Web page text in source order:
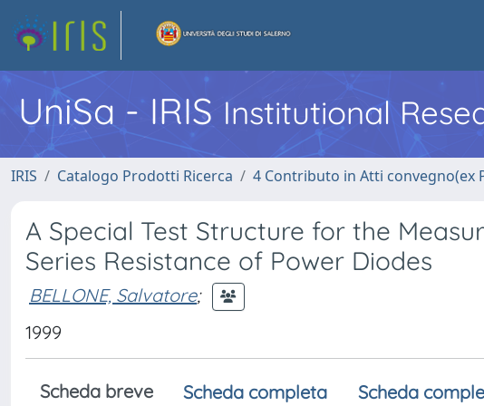
UniSa - IRIS Institutional
IRIS Catalogo Prodotti Ricerca 4 Contributo in Atti convegno(ex
A Special Test Structure for the
Series Resistance of Power Diodes
BELLONE, Salvatore;
1999
Scheda breve Scheda completa Scheda